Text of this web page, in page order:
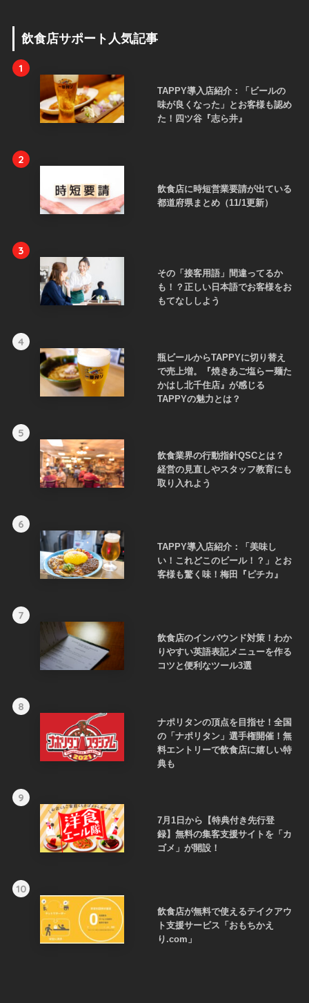
飲食店サポート人気記事
1
TAPPY導入店紹介：「ビールの
味が良くなった」とお客様も認め
た！四ツ谷『志ら井』
2
飲食店に時短営業要請が出ている
都道府県まとめ（11/1更新）
3
その「接客用語」間違ってるか
も！？正しい日本語でお客様をお
もてなししよう
4
瓶ビールからTAPPYに切り替え
で売上増。『焼きあご塩らー麺た
かはし北千住店』が感じる
TAPPYの魅力とは？
5
飲食業界の行動指針QSCとは？
経営の見直しやスタッフ教育にも
取り入れよう
6
TAPPY導入店紹介：「美味し
い！これどこのビール！？」とお
客様も驚く味！梅田『ピチカ』
7
飲食店のインバウンド対策！わか
りやすい英語表記メニューを作る
コツと便利なツール3選
8
ナポリタンの頂点を目指せ！全国
の「ナポリタン」選手権開催！無
料エントリーで飲食店に嬉しい特
典も
9
7月1日から【特典付き先行登
録】無料の集客支援サイトを「カ
ゴメ」が開設！
10
飲食店が無料で使えるテイクアウ
ト支援サービス「おもちかえ
り.com」